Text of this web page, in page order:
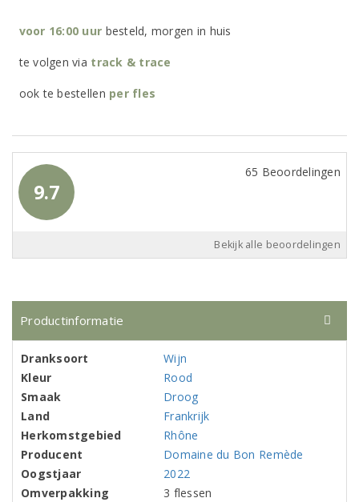
voor 16:00 uur besteld, morgen in huis
te volgen via track & trace
ook te bestellen per fles
9.7
65 Beoordelingen
Bekijk alle beoordelingen
Productinformatie
Dranksoort
Wijn
Kleur
Rood
Smaak
Droog
Land
Frankrijk
Herkomstgebied
Rhône
Producent
Domaine du Bon Remède
Oogstjaar
2022
Omverpakking
3 flessen